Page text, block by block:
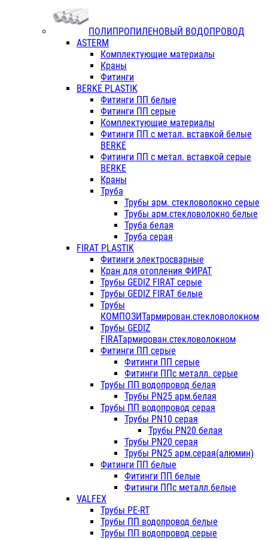
ПОЛИПРОПИЛЕНОВЫЙ ВОДОПРОВОД
ASTERM
Комплектующие материалы
Краны
Фитинги
BERKE PLASTIK
Фитинги ПП белые
Фитинги ПП серые
Комплектующие материалы
Фитинги ПП с метал. вставкой белые
BERKE
Фитинги ПП с метал. вставкой серые
BERKE
Краны
Труба
Трубы арм. стекловолокно серые
Трубы арм.стекловолокно белые
Труба белая
Труба серая
FIRAT PLASTIK
Фитинги электросварные
Кран для отопления ФИРАТ
Трубы GEDIZ FIRAT серые
Трубы GEDIZ FIRAT белые
Трубы
КОМПОЗИТармирован.стекловолокном
Трубы GEDIZ
FIRATармирован.стекловолокном
Фитинги ПП серые
Фитинги ПП серые
Фитинги ППс металл. серые
Трубы ПП водопровод белая
Трубы PN25 арм.белая
Трубы ПП водопровод серая
Трубы PN10 серая
Трубы PN20 белая
Трубы PN20 серая
Трубы PN25 арм.серая(алюмин)
Фитинги ПП белые
Фитинги ПП белые
Фитинги ППс металл.белые
VALFEX
Трубы PE-RT
Трубы ПП водопровод белые
Трубы ПП водопровод серые